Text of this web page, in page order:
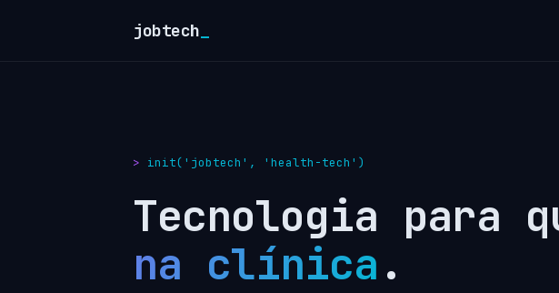
jobtech_
init('jobtech', 'health-tech')
Tecnologia para
na clínica.